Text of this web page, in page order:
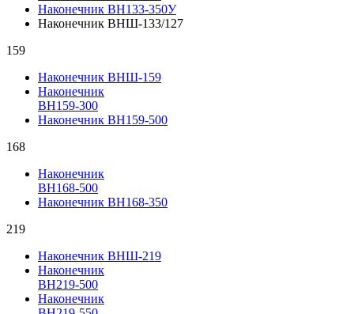
Наконечник ВН133-350У
Наконечник ВНШ-133/127
159
Наконечник ВНШ-159
Наконечник
ВН159-300
Наконечник ВН159-500
168
Наконечник
ВН168-500
Наконечник ВН168-350
219
Наконечник ВНШ-219
Наконечник
ВН219-500
Наконечник